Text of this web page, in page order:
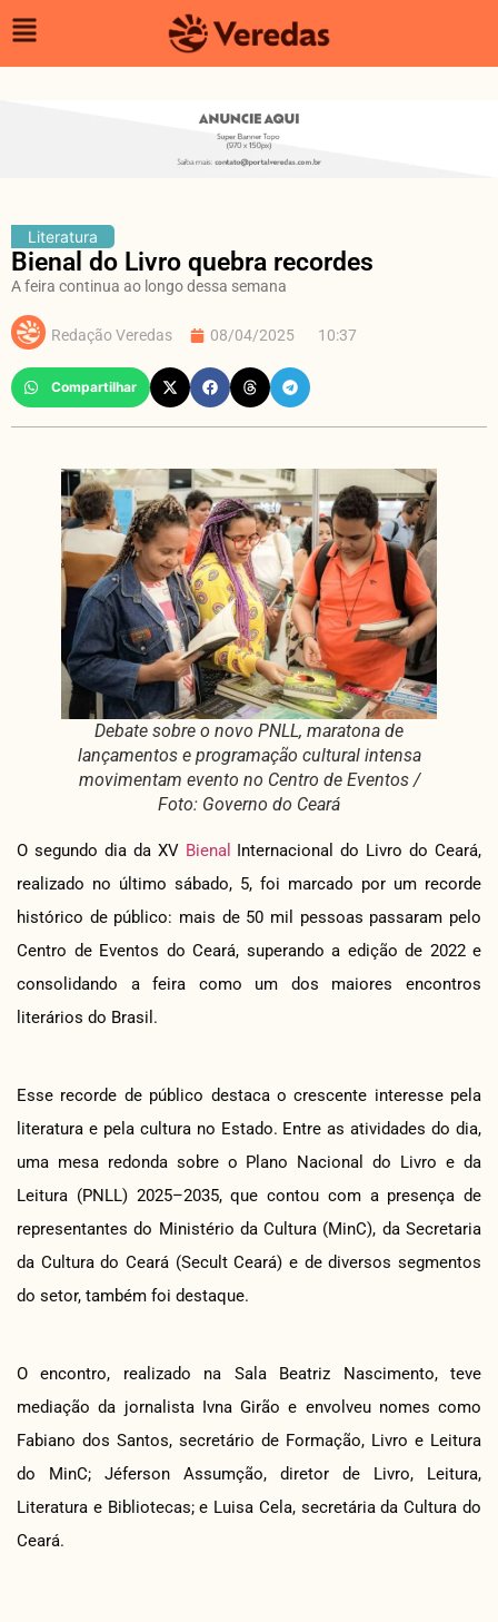
Literatura
Bienal do Livro quebra recordes
A feira continua ao longo dessa semana
Redação Veredas 08/04/2025 10:37
Compartilhar
Debate sobre o novo PNLL, maratona de
lançamentos e programação cultural intensa
movimentam evento no Centro de Eventos /
Foto: Governo do Ceará
O segundo dia da XV Bienal Internacional do Livro do Ceará,
realizado no último sábado, 5, foi marcado por um recorde
histórico de público: mais de 50 mil pessoas passaram pelo
Centro de Eventos do Ceará, superando a edição de 2022 e
consolidando a feira como um dos maiores encontros
literários do Brasil.
Esse recorde de público destaca o crescente interesse pela
literatura e pela cultura no Estado. Entre as atividades do dia,
uma mesa redonda sobre o Plano Nacional do Livro e da
Leitura (PNLL) 2025–2035, que contou com a presença de
representantes do Ministério da Cultura (MinC), da Secretaria
da Cultura do Ceará (Secult Ceará) e de diversos segmentos
do setor, também foi destaque.
O encontro, realizado na Sala Beatriz Nascimento, teve
mediação da jornalista Ivna Girão e envolveu nomes como
Fabiano dos Santos, secretário de Formação, Livro e Leitura
do MinC; Jéferson Assumção, diretor de Livro, Leitura,
Literatura e Bibliotecas; e Luisa Cela, secretária da Cultura do
Ceará.